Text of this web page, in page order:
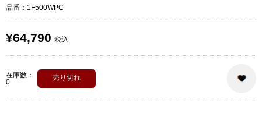
品番：1F500WPC
¥64,790 税込
在庫数：
0
売り切れ